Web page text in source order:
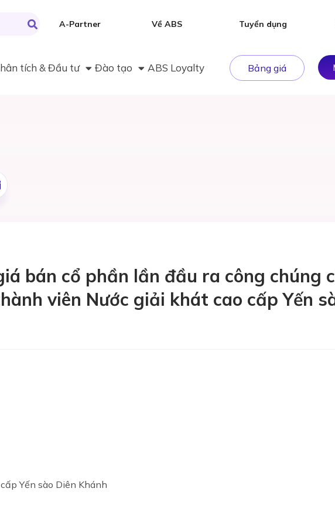
A-Partner Về ABS Tuyển dụng
tích & Đầu tư Đào tạo ABS Loyalty Bảng giá
bán cổ phần lần đầu ra công chúng
viên Nước giải khát cao cấp Yến
Yến sào Diên Khánh